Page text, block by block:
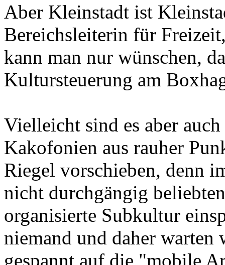
Aber Kleinstadt ist
Bereichsleiterin für
kann man nur wünschen,
Kultursteuerung am
Vielleicht sind es aber
Kakofonien aus rauher
Riegel vorschieben, denn
nicht durchgängig
organisierte Subkultur
niemand und daher warten
gespannt auf die "mobile